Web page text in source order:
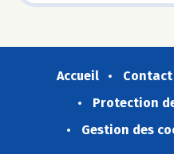
Accueil Contact
Protection
Gestion des